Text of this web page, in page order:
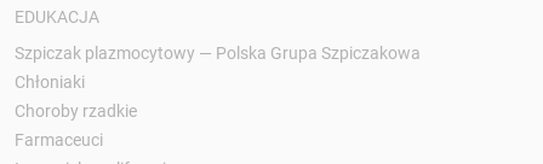
EDUKACJA
Szpiczak plazmocytowy — Polska Grupa Szpiczakowa
Chłoniaki
Choroby rzadkie
Farmaceuci